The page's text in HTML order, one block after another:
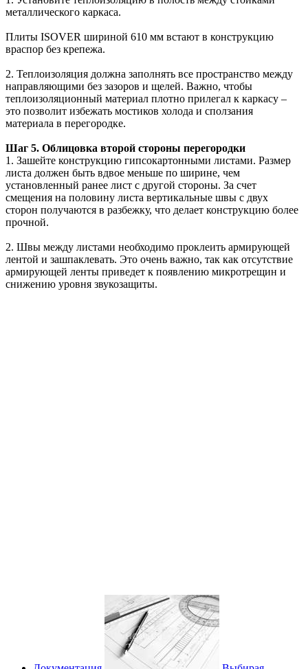
металлического каркаса.
Плиты ISOVER шириной 610 мм встают в конструкцию
враспор без крепежа.
2. Теплоизоляция должна заполнять все пространство между
направляющими без зазоров и щелей. Важно, чтобы
теплоизоляционный материал плотно прилегал к каркасу –
это позволит избежать мостиков холода и сползания
материала в перегородке.
Шаг 5. Облицовка второй стороны перегородки
1. Зашейте конструкцию гипсокартонными листами. Размер
листа должен быть вдвое меньше по ширине, чем
установленный ранее лист с другой стороны. За счет
смещения на половину листа вертикальные швы с двух
сторон получаются в разбежку, что делает конструкцию более
прочной.
2. Швы между листами необходимо проклеить армирующей
лентой и зашпаклевать. Это очень важно, так как отсутствие
армирующей ленты приведет к появлению микротрещин и
снижению уровня звукозащиты.